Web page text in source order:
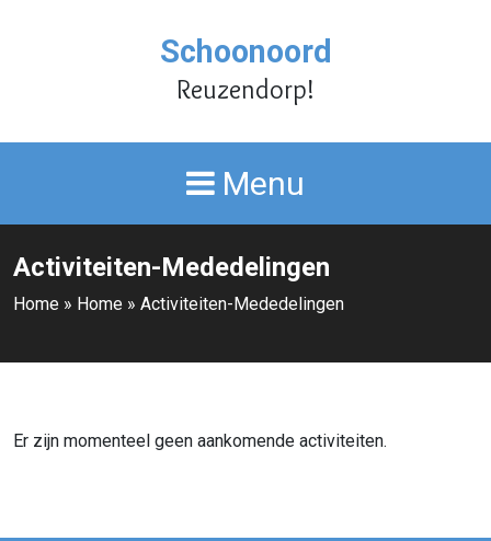
Schoonoord
Reuzendorp!
Menu
Activiteiten-Mededelingen
Home » Home » Activiteiten-Mededelingen
Er zijn momenteel geen aankomende activiteiten.